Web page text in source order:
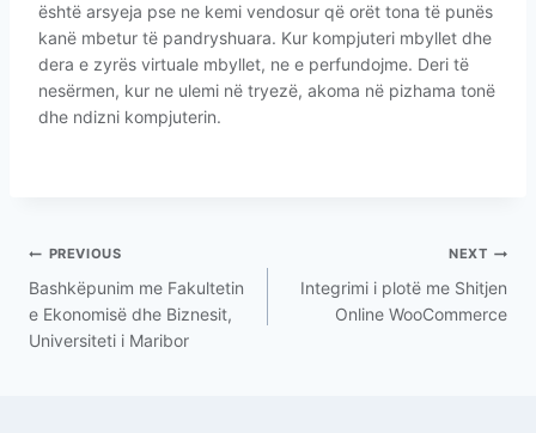
është arsyeja pse ne kemi vendosur që orët tona të punës
kanë mbetur të pandryshuara. Kur kompjuteri mbyllet dhe
dera e zyrës virtuale mbyllet, ne e perfundojme. Deri të
nesërmen, kur ne ulemi në tryezë, akoma në pizhama tonë
dhe ndizni kompjuterin.
PREVIOUS
Bashkëpunim me Fakultetin
e Ekonomisë dhe Biznesit,
Universiteti i Maribor
NEXT
Integrimi i plotë me Shitjen
Online WooCommerce